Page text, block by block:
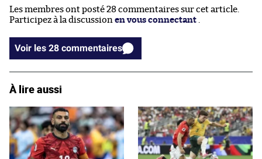
Les membres ont posté 28 commentaires sur cet article.
Participez à la discussion en vous connectant
Voir les 28 commentaires
À lire aussi